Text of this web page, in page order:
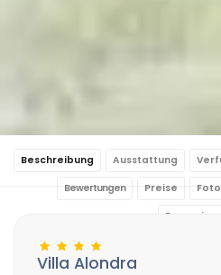
Beschreibung Ausstattung
Bewertungen Preise
Villa Alondra